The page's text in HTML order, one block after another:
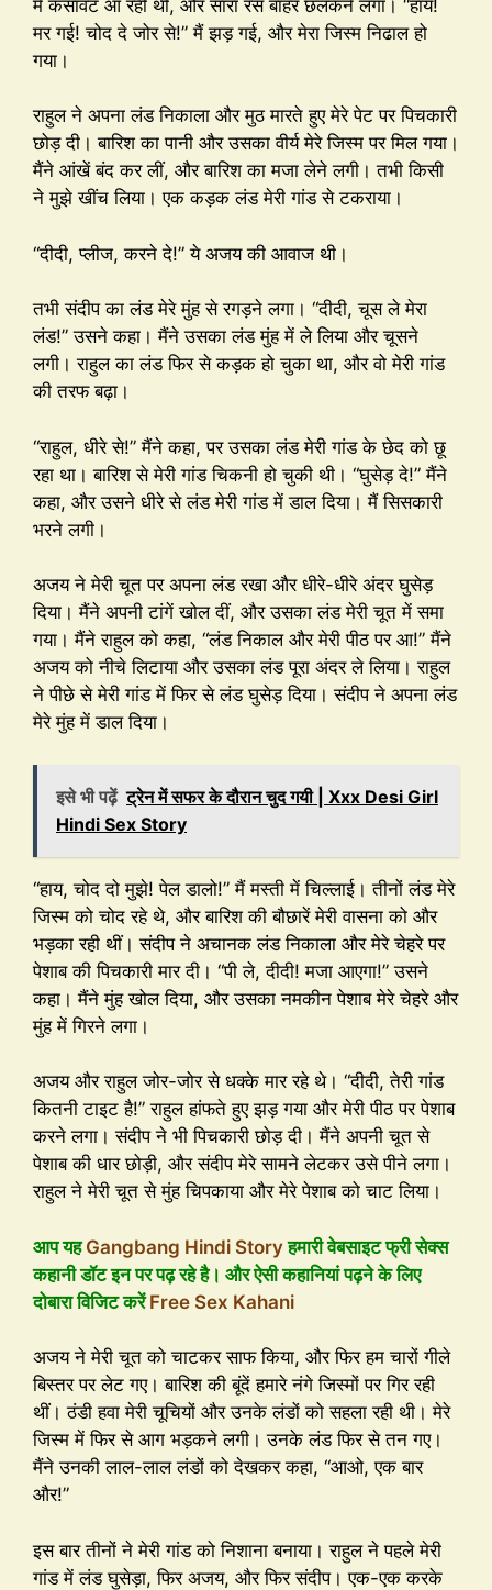
में कसावट आ रही थी, और सारा रस बाहर छलकने लगा। “हाय!
मर गई! चोद दे जोर से!” मैं झड़ गई, और मेरा जिस्म निढाल हो
गया।
राहुल ने अपना लंड निकाला और मुठ मारते हुए मेरे पेट पर पिचकारी
छोड़ दी। बारिश का पानी और उसका वीर्य मेरे जिस्म पर मिल गया।
मैंने आंखें बंद कर लीं, और बारिश का मजा लेने लगी। तभी किसी
ने मुझे खींच लिया। एक कड़क लंड मेरी गांड से टकराया।
“दीदी, प्लीज, करने दे!” ये अजय की आवाज थी।
तभी संदीप का लंड मेरे मुंह से रगड़ने लगा। “दीदी, चूस ले मेरा
लंड!” उसने कहा। मैंने उसका लंड मुंह में ले लिया और चूसने
लगी। राहुल का लंड फिर से कड़क हो चुका था, और वो मेरी गांड
की तरफ बढ़ा।
“राहुल, धीरे से!” मैंने कहा, पर उसका लंड मेरी गांड के छेद को छू
रहा था। बारिश से मेरी गांड चिकनी हो चुकी थी। “घुसेड़ दे!” मैंने
कहा, और उसने धीरे से लंड मेरी गांड में डाल दिया। मैं सिसकारी
भरने लगी।
अजय ने मेरी चूत पर अपना लंड रखा और धीरे-धीरे अंदर घुसेड़
दिया। मैंने अपनी टांगें खोल दीं, और उसका लंड मेरी चूत में समा
गया। मैंने राहुल को कहा, “लंड निकाल और मेरी पीठ पर आ!” मैंने
अजय को नीचे लिटाया और उसका लंड पूरा अंदर ले लिया। राहुल
ने पीछे से मेरी गांड में फिर से लंड घुसेड़ दिया। संदीप ने अपना लंड
मेरे मुंह में डाल दिया।
इसे भी पढ़ें ट्रेन में सफर के दौरान चुद गयी | Xxx Desi Girl
Hindi Sex Story
“हाय, चोद दो मुझे! पेल डालो!” मैं मस्ती में चिल्लाई। तीनों लंड मेरे
जिस्म को चोद रहे थे, और बारिश की बौछारें मेरी वासना को और
भड़का रही थीं। संदीप ने अचानक लंड निकाला और मेरे चेहरे पर
पेशाब की पिचकारी मार दी। “पी ले, दीदी! मजा आएगा!” उसने
कहा। मैंने मुंह खोल दिया, और उसका नमकीन पेशाब मेरे चेहरे और
मुंह में गिरने लगा।
अजय और राहुल जोर-जोर से धक्के मार रहे थे। “दीदी, तेरी गांड
कितनी टाइट है!” राहुल हांफते हुए झड़ गया और मेरी पीठ पर पेशाब
करने लगा। संदीप ने भी पिचकारी छोड़ दी। मैंने अपनी चूत से
पेशाब की धार छोड़ी, और संदीप मेरे सामने लेटकर उसे पीने लगा।
राहुल ने मेरी चूत से मुंह चिपकाया और मेरे पेशाब को चाट लिया।
आप यहGangbang Hindi Storyहमारी वेबसाइट फ्री सेक्स
कहानी डॉट इन पर पढ़ रहे है। और ऐसी कहानियां पढ़ने के लिए
दोबारा विजिट करेंFree Sex Kahani
अजय ने मेरी चूत को चाटकर साफ किया, और फिर हम चारों गीले
बिस्तर पर लेट गए। बारिश की बूंदें हमारे नंगे जिस्मों पर गिर रही
थीं। ठंडी हवा मेरी चूचियों और उनके लंडों को सहला रही थी। मेरे
जिस्म में फिर से आग भड़कने लगी। उनके लंड फिर से तन गए।
मैंने उनकी लाल-लाल लंडों को देखकर कहा, “आओ, एक बार
और!”
इस बार तीनों ने मेरी गांड को निशाना बनाया। राहुल ने पहले मेरी
गांड में लंड घुसेड़ा, फिर अजय, और फिर संदीप। एक-एक करके